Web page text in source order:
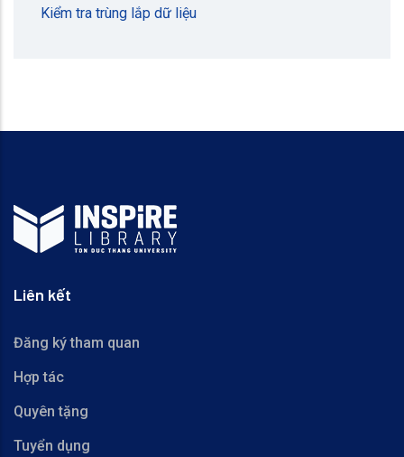
Kiểm tra trùng lắp dữ liệu
Liên kết
Đăng ký tham quan
Hợp tác
Quyên tặng
Tuyển dụng